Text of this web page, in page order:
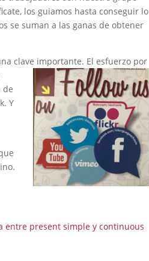
los guiamos hasta conseguir lo
se suman a las ganas de obtener
clave importante. El esfuerzo por
de
Y
entre present simple y continuous